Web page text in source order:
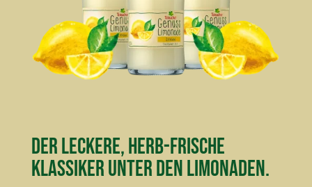
Der leckere, herb-frische
Klassiker unter den Limonaden.